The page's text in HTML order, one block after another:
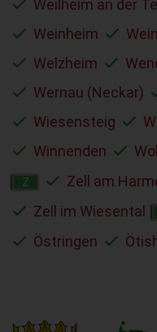
Weilheim an der
Weinheim
Welzheim
Wernau (Neckar)
Wiesensteig
Winnenden
Z
Zell am
Zell im Wiesental
Östringen